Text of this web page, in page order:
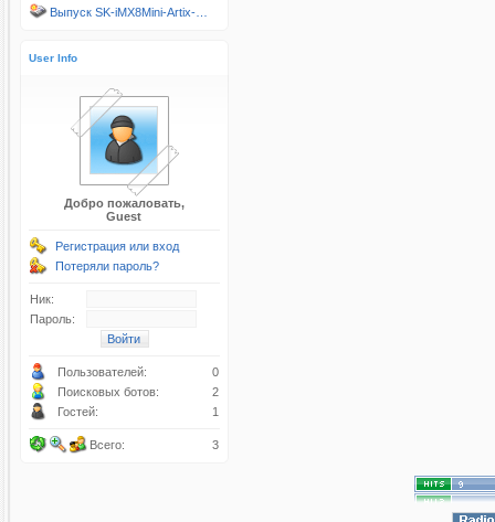
Выпуск SK-iMX8Mini-Artix-…
User Info
Добро пожаловать,
Guest
Регистрация или вход
Потеряли пароль?
Ник:
Пароль:
Пользователей:
0
Поисковых ботов:
2
Гостей:
1
Всего: 3